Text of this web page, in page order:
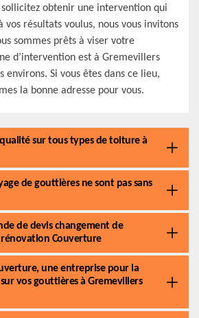
sollicitez obtenir une intervention qui
résultats voulus, nous vous invitons
sommes prêts à viser votre
d’intervention est à Gremevillers
environs. Si vous êtes dans ce lieu,
la bonne adresse pour vous.
sur tous types de toiture à
de gouttières ne sont pas sans
de devis changement de
Couverture
une entreprise pour la
vos gouttières à Gremevillers